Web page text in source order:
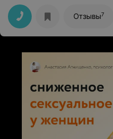
— он с удовольствием шёл в
внимательное отношение и
обязательно придём снова!
Отзывы7